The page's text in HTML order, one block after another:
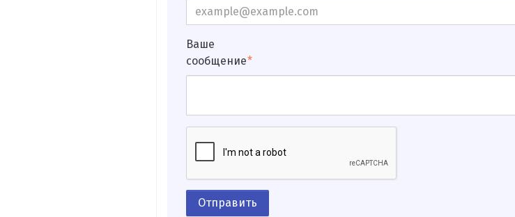
Ваше
сообщение
Отправить